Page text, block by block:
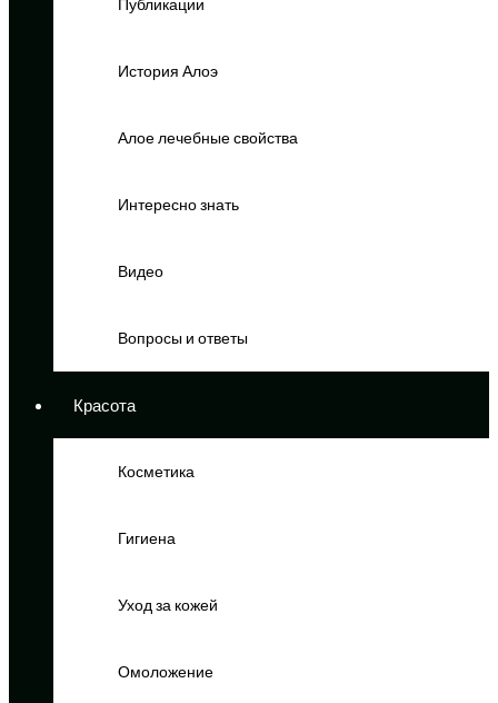
Публикации
История Алоэ
Алое лечебные свойства
Интересно знать
Видео
Вопросы и ответы
Красота
Косметика
Гигиена
Уход за кожей
Омоложение